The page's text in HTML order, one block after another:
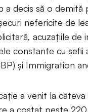
a decis să o demită
nefericite de
acuzațiile de
constante cu
și Immigration
a venit la
a costat peste